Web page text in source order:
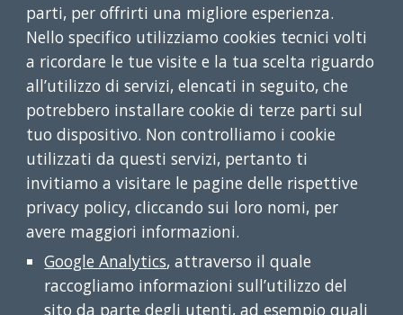
parti, per offrirti una migliore esperienza.
Nello specifico utilizziamo cookies tecnici volti
a ricordare le tue visite e la tua scelta riguardo
all’utilizzo di servizi, elencati in seguito, che
potrebbero installare cookie di terze parti sul
tuo dispositivo. Non controlliamo i cookie
utilizzati da questi servizi, pertanto ti
invitiamo a visitare le pagine delle rispettive
privacy policy, cliccando sui loro nomi, per
avere maggiori informazioni.
Google Analytics, attraverso il quale
raccogliamo informazioni sull’utilizzo del
sito da parte degli utenti, ad esempio quali